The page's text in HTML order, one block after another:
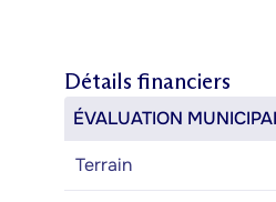
Détails financiers
ÉVALUATION
Terrain